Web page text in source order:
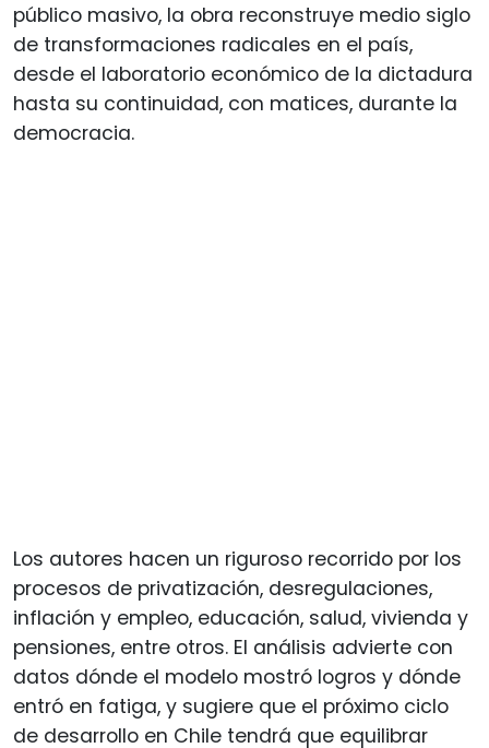
público masivo, la obra reconstruye medio siglo
de transformaciones radicales en el país,
desde el laboratorio económico de la dictadura
hasta su continuidad, con matices, durante la
democracia.
Los autores hacen un riguroso recorrido por los
procesos de privatización, desregulaciones,
inflación y empleo, educación, salud, vivienda y
pensiones, entre otros. El análisis advierte con
datos dónde el modelo mostró logros y dónde
entró en fatiga, y sugiere que el próximo ciclo
de desarrollo en Chile tendrá que equilibrar